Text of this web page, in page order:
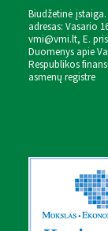
Biudžetinė
adresas: Vasario
vmi@vmi.lt, E.
Duomenys apie
Respublikos
asmenų registre